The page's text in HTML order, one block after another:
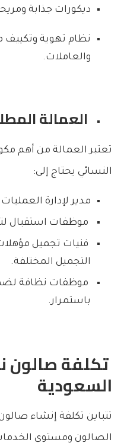
ديكورات جذابة
نظام تهوية
والعاملات.
العمالة
تعتبر العمالة من أهم
النسائي يحتاج إلى:
مدير لإدارة العمليات
موظفات استقبال
فنيات تجميل
التجميل المختلفة.
موظفات نظافة
باستمرار.
تكلفة صالون
السعودية
تتباين تكلفة إنشاء
الصالون ومستوى